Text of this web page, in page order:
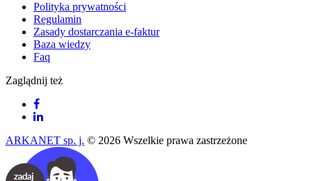
Polityka prywatności
Regulamin
Zasady dostarczania e-faktur
Baza wiedzy
Faq
Zaglądnij też
ARKANET sp. j. © 2026 Wszelkie prawa zastrzeżone